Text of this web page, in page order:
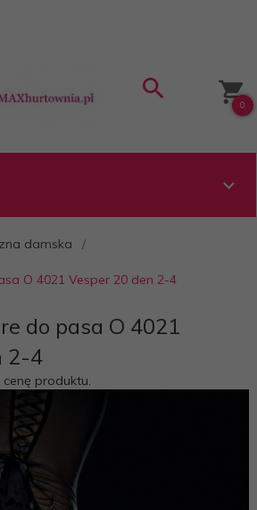
0
damska
O 4021 Vesper 20 den 2-4
do pasa O 4021
2-4
produktu.